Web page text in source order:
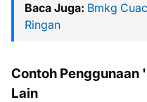
Baca Juga: Bmkg
Ringan
Contoh Penggunaan
Lain